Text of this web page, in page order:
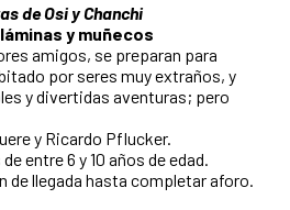
de Osi y Chanchi
y muñecos
amigos, se preparan para
por seres muy extraños, y
y divertidas aventuras; pero
y Ricardo Pflucker.
entre 6 y 10 años de edad.
de llegada hasta completar aforo.